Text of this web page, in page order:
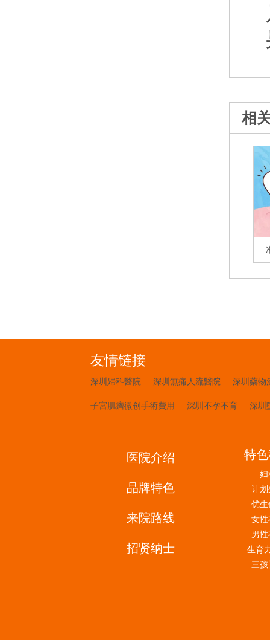
相
友情链接
深圳婦科醫院 深圳無痛人流醫院 深圳藥物
子宮肌瘤微创手術費用 深圳不孕不育 深圳
医院介绍
品牌特色
来院路线
招贤纳士
特
妇
计划
优生
女性
男
生育
三